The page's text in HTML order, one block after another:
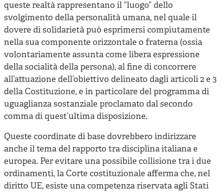
queste realtà rappresentano il “luogo” dello
svolgimento della personalità umana, nel quale il
dovere di solidarietà può esprimersi compiutamente
nella sua componente orizzontale o fraterna (ossia
volontariamente assunta come libera espressione
della socialità della persona), al fine di concorrere
all’attuazione dell’obiettivo delineato dagli articoli 2 e 3
della Costituzione, e in particolare del programma di
uguaglianza sostanziale proclamato dal secondo
comma di quest’ultima disposizione.
Queste coordinate di base dovrebbero indirizzare
anche il tema del rapporto tra disciplina italiana e
europea. Per evitare una possibile collisione tra i due
ordinamenti, la Corte costituzionale afferma che, nel
diritto UE, esiste una competenza riservata agli Stati